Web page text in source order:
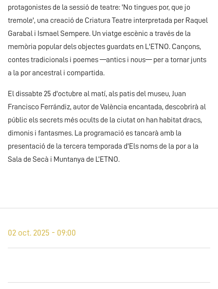
protagonistes de la sessió de teatre: 'No tingues por, que jo
tremole', una creació de Criatura Teatre interpretada per Raquel
Garabal i Ismael Sempere. Un viatge escènic a través de la
memòria popular dels objectes guardats en L'ETNO. Cançons,
contes tradicionals i poemes —antics i nous— per a tornar junts
a la por ancestral i compartida.
El dissabte 25 d'octubre al matí, als patis del museu, Juan
Francisco Ferrándiz, autor de València encantada, descobrirà al
públic els secrets més ocults de la ciutat on han habitat dracs,
dimonis i fantasmes. La programació es tancarà amb la
presentació de la tercera temporada d'Els noms de la por a la
Sala de Secà i Muntanya de L’ETNO.
02 oct. 2025 - 09:00